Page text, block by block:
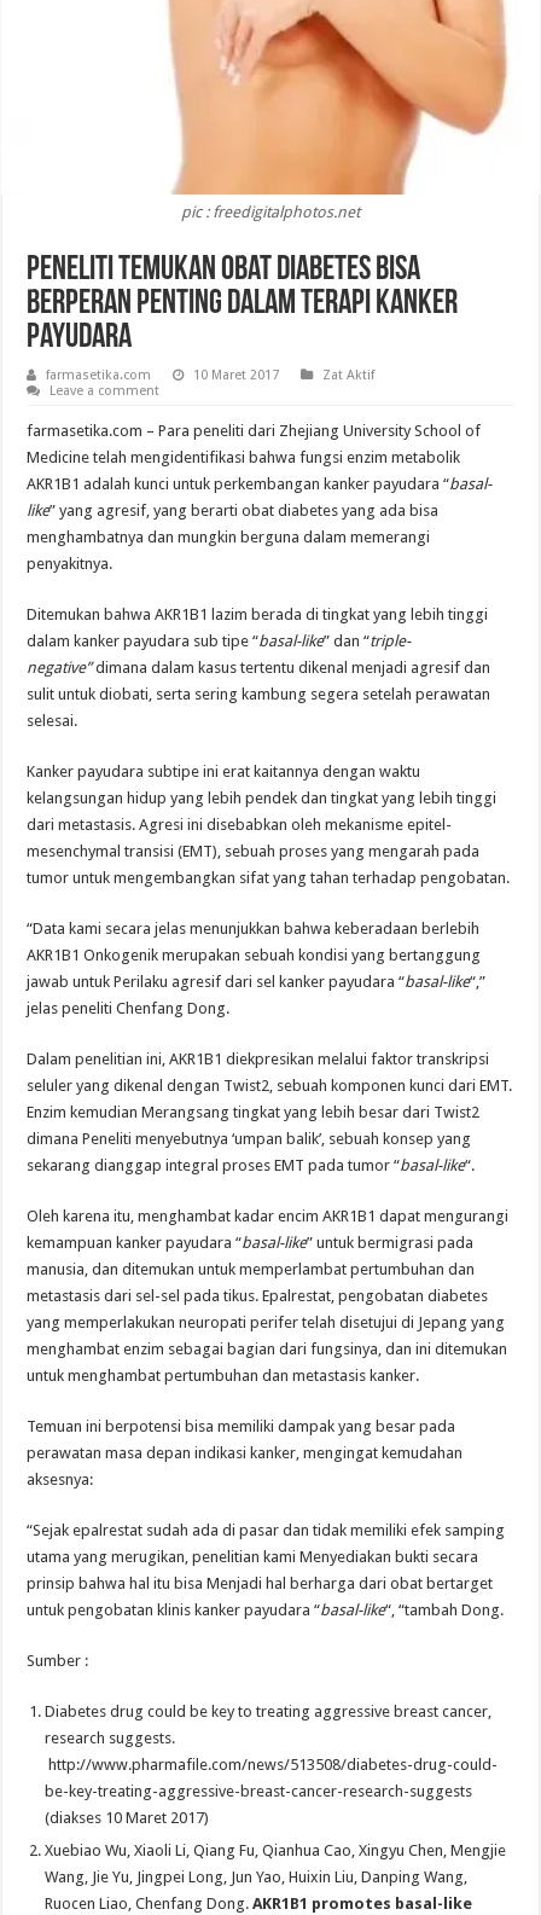
pic : freedigitalphotos.net
Peneliti Temukan Obat Diabetes Bisa
Berperan Penting dalam Terapi Kanker
Payudara
farmasetika.com 10 Maret 2017
Zat Aktif
Leave a comment
farmasetika.com – Para peneliti dari Zhejiang University School of
Medicine telah mengidentifikasi bahwa fungsi enzim metabolik
AKR1B1 adalah kunci untuk perkembangan kanker payudara “basal-
like” yang agresif, yang berarti obat diabetes yang ada bisa
menghambatnya dan mungkin berguna dalam memerangi
penyakitnya.
Ditemukan bahwa AKR1B1 lazim berada di tingkat yang lebih tinggi
dalam kanker payudara sub tipe “basal-like” dan “triple-
negative”dimana dalam kasus tertentu dikenal menjadi agresif dan
sulit untuk diobati, serta sering kambung segera setelah perawatan
selesai.
Kanker payudara subtipe ini erat kaitannya dengan waktu
kelangsungan hidup yang lebih pendek dan tingkat yang lebih tinggi
dari metastasis. Agresi ini disebabkan oleh mekanisme epitel-
mesenchymal transisi (EMT), sebuah proses yang mengarah pada
tumor untuk mengembangkan sifat yang tahan terhadap pengobatan.
“Data kami secara jelas menunjukkan bahwa keberadaan berlebih
AKR1B1 Onkogenik merupakan sebuah kondisi yang bertanggung
jawab untuk Perilaku agresif dari sel kanker payudara “basal-like“,”
jelas peneliti Chenfang Dong.
Dalam penelitian ini, AKR1B1 diekpresikan melalui faktor transkripsi
seluler yang dikenal dengan Twist2, sebuah komponen kunci dari EMT.
Enzim kemudian Merangsang tingkat yang lebih besar dari Twist2
dimana Peneliti menyebutnya ‘umpan balik’, sebuah konsep yang
sekarang dianggap integral proses EMT pada tumor “basal-like“.
Oleh karena itu, menghambat kadar encim AKR1B1 dapat mengurangi
kemampuan kanker payudara “basal-like” untuk bermigrasi pada
manusia, dan ditemukan untuk memperlambat pertumbuhan dan
metastasis dari sel-sel pada tikus. Epalrestat, pengobatan diabetes
yang memperlakukan neuropati perifer telah disetujui di Jepang yang
menghambat enzim sebagai bagian dari fungsinya, dan ini ditemukan
untuk menghambat pertumbuhan dan metastasis kanker.
Temuan ini berpotensi bisa memiliki dampak yang besar pada
perawatan masa depan indikasi kanker, mengingat kemudahan
aksesnya:
“Sejak epalrestat sudah ada di pasar dan tidak memiliki efek samping
utama yang merugikan, penelitian kami Menyediakan bukti secara
prinsip bahwa hal itu bisa Menjadi hal berharga dari obat bertarget
untuk pengobatan klinis kanker payudara “basal-like“, “tambah Dong.
Sumber :
Diabetes drug could be key to treating aggressive breast cancer,
research suggests.
http://www.pharmafile.com/news/513508/diabetes-drug-could-
be-key-treating-aggressive-breast-cancer-research-suggests
(diakses 10 Maret 2017)
Xuebiao Wu, Xiaoli Li, Qiang Fu, Qianhua Cao, Xingyu Chen, Mengjie
Wang, Jie Yu, Jingpei Long, Jun Yao, Huixin Liu, Danping Wang,
Ruocen Liao, Chenfang Dong.AKR1B1 promotes basal-like